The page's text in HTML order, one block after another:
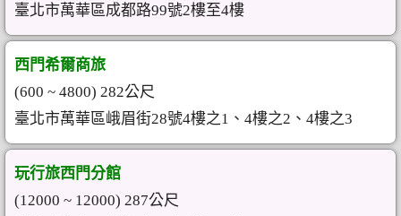
臺北市萬華區成都路99號2樓至4樓
西門希爾商旅
(600 ~ 4800) 282公尺
臺北市萬華區峨眉街28號4樓之1、4樓之2、4樓之3
玩行旅西門分館
(12000 ~ 12000) 287公尺